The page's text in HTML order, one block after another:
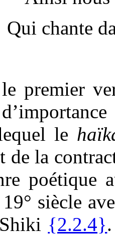
Qui chante
premier
le
de la
poétique
19° siècle
{2.2.4}